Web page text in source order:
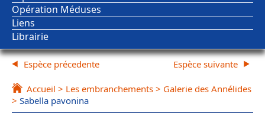
Opération Méduses
Liens
Librairie
Espèce précedente
Accueil > Les embranchements > Galerie des Annélides
> Sabella pavonina
Espèce suivante